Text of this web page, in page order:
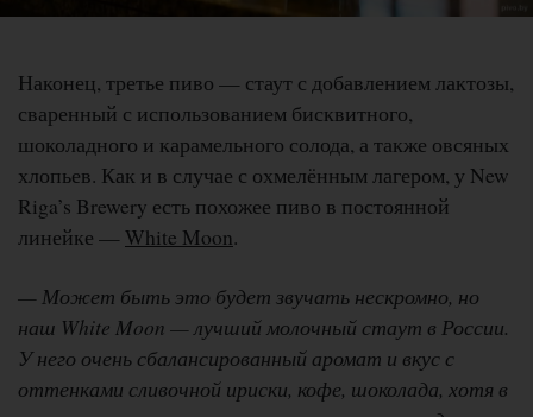
Наконец, третье пиво — стаут с добавлением лактозы,
сваренный с использованием бисквитного,
шоколадного и карамельного солода, а также овсяных
хлопьев. Как и в случае с охмелённым лагером, у New
Riga’s Brewery есть похожее пиво в постоянной
линейке — White Moon.
— Может быть это будет звучать нескромно, но
наш White Moon — лучший молочный стаут в России.
У него очень сбалансированный аромат и вкус с
оттенками сливочной ириски, кофе, шоколада, хотя в